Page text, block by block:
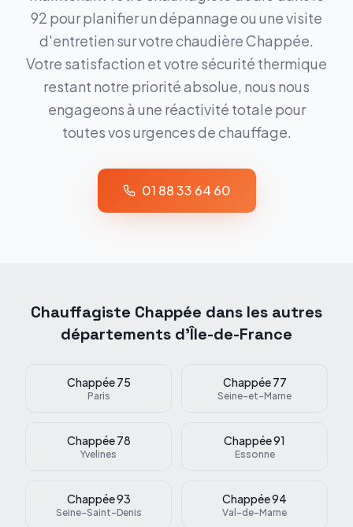
92 pour planifier un dépannage ou une visite
d'entretien sur votre chaudière Chappée.
Votre satisfaction et votre sécurité thermique
restant notre priorité absolue, nous nous
engageons à une réactivité totale pour
toutes vos urgences de chauffage.
01 88 33 64 60
Chauffagiste Chappée dans les autres
départements d'Île-de-France
Chappée75
Paris
Chappée77
Seine-et-Marne
Chappée78
Yvelines
Chappée91
Essonne
Chappée93
Seine-Saint-Denis
Chappée94
Val-de-Marne